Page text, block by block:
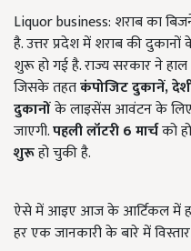
Liquor business: शराब का
है. उत्तर प्रदेश में शराब की
शुरू हो गई है. राज्य सरकार ने हाल
जिसके तहतकंपोजिट दुकानें,
दुकानोंके लाइसेंस आवंटन के लिए
जाएगी.पहली लॉटरी 6मार्चको
शुरूहो चुकी है.
ऐसे में आइए आज के आर्टिकल में
हर एक जानकारी के बारे में